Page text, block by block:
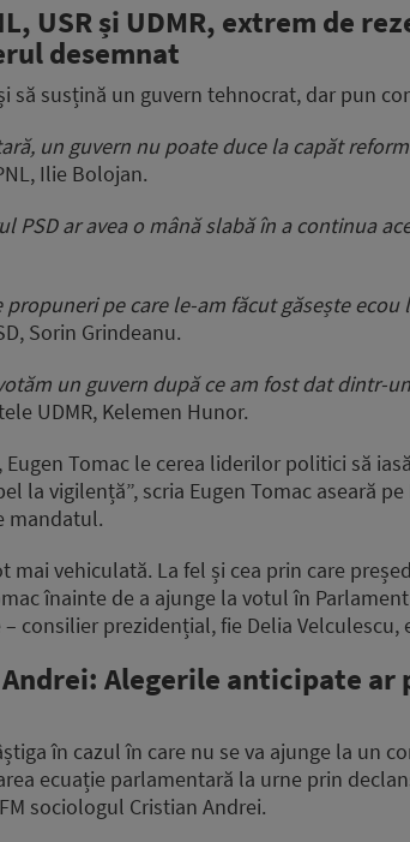
USR și UDMR, extrem de
desemnat
să susțină un guvern tehnocrat, dar pun
un guvern nu poate duce la capăt
Ilie Bolojan.
PSD ar avea o mână slabă în a continua
propuneri pe care le-am făcut găsește
Sorin Grindeanu.
un guvern după ce am fost dat dintr-
UDMR, Kelemen Hunor.
Tomac le cerea liderilor politici să
la vigilență”, scria Eugen Tomac aseară
mandatul.
mai vehiculată. La fel și cea prin care
înainte de a ajunge la votul în
consilier prezidențial, fie Delia Velculescu,
Alegerile anticipate ar
în cazul în care nu se va ajunge la un
ecuație parlamentară la urne prin
sociologul Cristian Andrei.